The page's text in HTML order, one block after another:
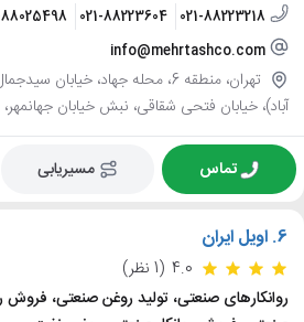
021-88223218
021-88223604
88025498
info@mehrtashco.com
تهران، منطقه 6، محله جهاد،
آباد)، خیابان فتحی شقاقی، نبش خیابان جهانمهر، پلاک 94، طبقه
تماس مسیریابی
6. اویل ایران
4.0 (1 نظر)
روانکارهای صنعتی، تولید روغن صنعتی، فروش